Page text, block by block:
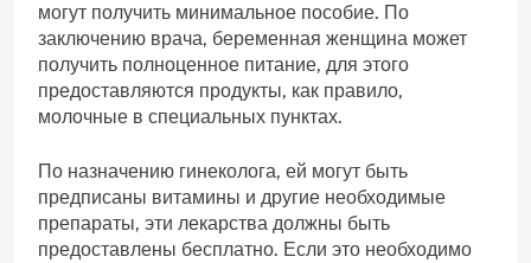
могут получить минимальное пособие. По
заключению врача, беременная женщина может
получить полноценное питание, для этого
предоставляются продукты, как правило,
молочные в специальных пунктах.
По назначению гинеколога, ей могут быть
предписаны витамины и другие необходимые
препараты, эти лекарства должны быть
предоставлены бесплатно. Если это необходимо